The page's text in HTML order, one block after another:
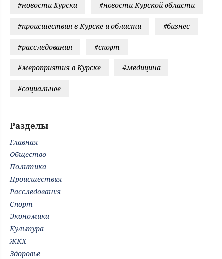
#новости Курска #новости Курской области
#происшествия в Курске и области #бизнес
#расследования #спорт
#мероприятия в Курске #медицина
#социальное
Разделы
Главная
Общество
Политика
Происшествия
Расследования
Спорт
Экономика
Культура
ЖКХ
Здоровье